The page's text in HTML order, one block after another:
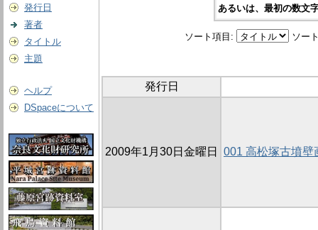
発行日
著者
タイトル
主題
ヘルプ
DSpaceについて
あるいは、最初の数文
ソート項目: ソー
発行日
2009年1月30日金曜日 001 高松塚古墳壁